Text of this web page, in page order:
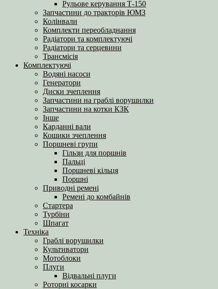
Рульове керування Т-150
Запчастини до тракторів ЮМЗ
Колінвали
Комплекти переобладнання
Радіатори та комплектуючі
Радіатори та серцевини
Трансмісія
Комплектуючі
Водяні насоси
Генератори
Диски зчеплення
Запчастини на граблі ворушилки
Запчастини на котки КЗК
Інше
Карданні вали
Кошики зчеплення
Поршневі групи
Гільзи для поршнів
Пальці
Поршневі кільця
Поршні
Приводні ремені
Ремені до комбайнів
Стартера
Турбіни
Шпагат
Техніка
Граблі ворушилки
Культиватори
Мотоблоки
Плуги
Відвальні плуги
Роторні косарки